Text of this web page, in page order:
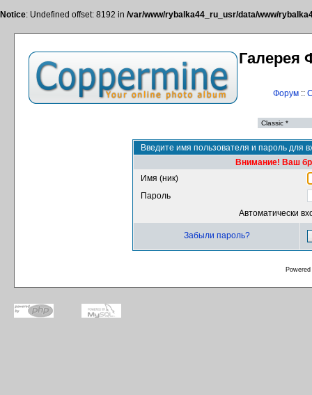
Notice: Undefined offset: 8192 in /var/www/rybalka44_ru_usr/data/www/
Галерея
Форум::
Введите имя пользователя и пароль для
Внимание! Ваш
Имя (ник)
Пароль
Автоматически
Забыли пароль?